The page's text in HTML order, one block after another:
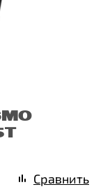
Сравнить